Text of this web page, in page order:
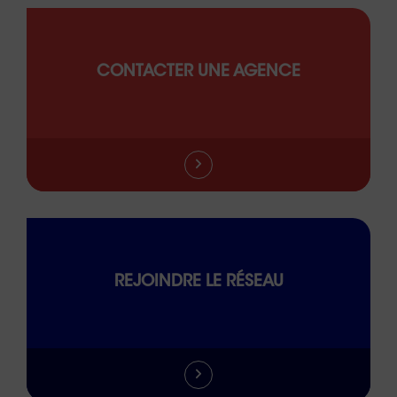
CONTACTER UNE AGENCE
REJOINDRE LE RÉSEAU